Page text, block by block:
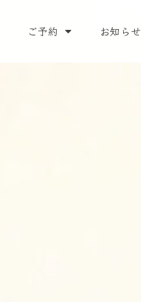
ご予約 お知らせ